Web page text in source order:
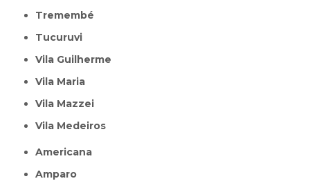
Tremembé
Tucuruvi
Vila Guilherme
Vila Maria
Vila Mazzei
Vila Medeiros
Americana
Amparo